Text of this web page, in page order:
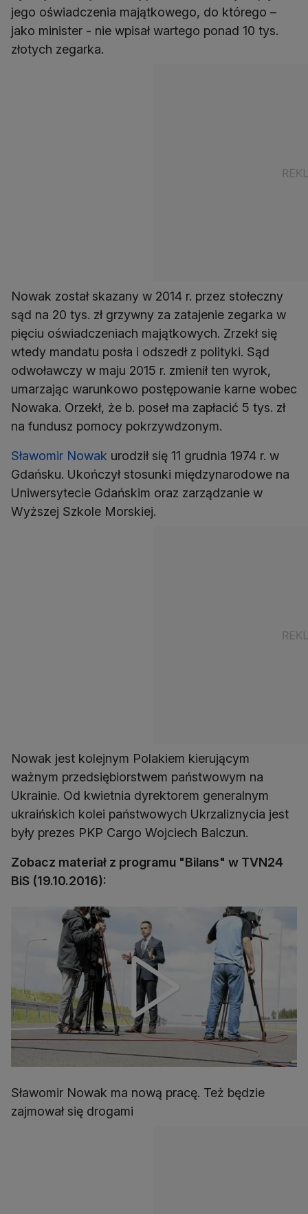
jego oświadczenia majątkowego, do którego –
jako minister - nie wpisał wartego ponad 10 tys.
złotych zegarka.
Nowak został skazany w 2014 r. przez stołeczny
sąd na 20 tys. zł grzywny za zatajenie zegarka w
pięciu oświadczeniach majątkowych. Zrzekł się
wtedy mandatu posła i odszedł z polityki. Sąd
odwoławczy w maju 2015 r. zmienił ten wyrok,
umarzając warunkowo postępowanie karne wobec
Nowaka. Orzekł, że b. poseł ma zapłacić 5 tys. zł
na fundusz pomocy pokrzywdzonym.
Sławomir Nowak urodził się 11 grudnia 1974 r. w
Gdańsku. Ukończył stosunki międzynarodowe na
Uniwersytecie Gdańskim oraz zarządzanie w
Wyższej Szkole Morskiej.
Nowak jest kolejnym Polakiem kierującym
ważnym przedsiębiorstwem państwowym na
Ukrainie. Od kwietnia dyrektorem generalnym
ukraińskich kolei państwowych Ukrzaliznycia jest
były prezes PKP Cargo Wojciech Balczun.
Zobacz materiał z programu "Bilans" w TVN24
BiS (19.10.2016):
Sławomir Nowak ma nową pracę. Też będzie
zajmował się drogami